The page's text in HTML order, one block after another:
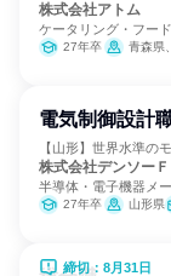
株式会社アトム
ケータリング・フー
27年卒 青森県、宮城県、秋田県、山形県、福島県、茨城県、栃木県、群馬県
電気制御設計
【山形】世界水準の
株式会社デンソー
半導体・電子機器メ
ーカー27年卒 山形県
締切：8月31日